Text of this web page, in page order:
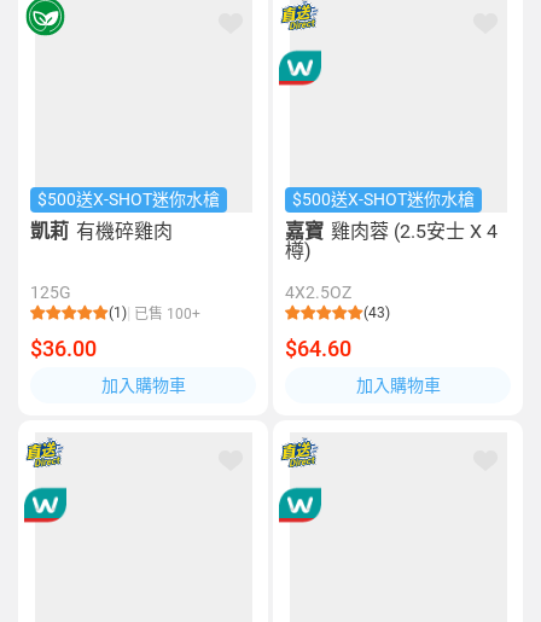
$500送X-SHOT迷你水槍
凱莉 有機碎雞肉
125G
(1) 已售 100+
$36.00
加入購物車
$500送X-SHOT迷你水槍
嘉寶 雞肉蓉 (2.5安士 X 4
樽)
4X2.5OZ
(43)
$64.60
加入購物車